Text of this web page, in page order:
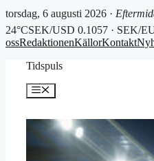
torsdag, 6 augusti 2026 ·
24°CSEK/USD 0.1057 · SEK/
ossRedaktionenKällorKontakt
Tidspuls
Meny